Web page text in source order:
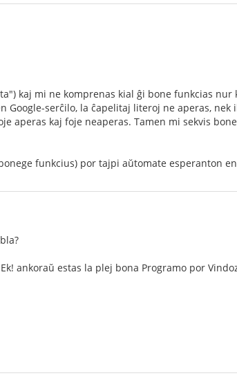
kaj mi ne komprenas kial ĝi bone funkcias nur
serĉilo, la ĉapelitaj literoj ne aperas, nek
aperas kaj foje neaperas. Tamen mi sekvis
funkcius) por tajpi aŭtomate esperanton
ankoraŭ estas la plej bona Programo por